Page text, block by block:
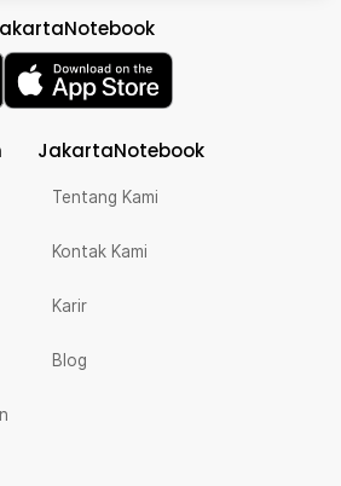
JakartaNotebook
Tentang Kami
Kontak Kami
Karir
Blog